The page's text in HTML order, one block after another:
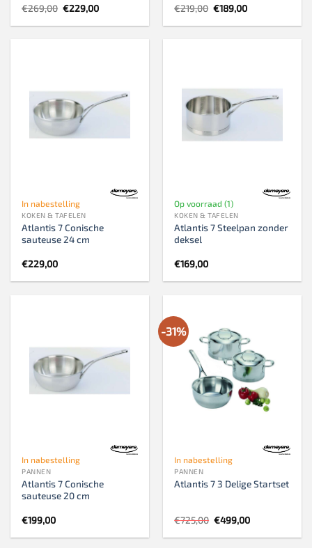
€269,00 Oorspronkelijke
prijs
was:
€229,00Huidige
is:
€219,00 Oorspronkelijke
prijs
was:
€189,00Huidige
is:
In nabestelling
KOKEN & TAFELEN
Atlantis 7 Conische
sauteuse 24 cm
€229,00
Op voorraad (1)
KOKEN & TAFELEN
Atlantis 7 Steelpan zonder
deksel
€169,00
In nabestelling
PANNEN
Atlantis 7 Conische
sauteuse 20 cm
€199,00
-31%
In nabestelling
PANNEN
Atlantis 7 3 Delige Startset
€725,00 Oorspronkelijke
prijs
was:
€499,00Huidige
is: